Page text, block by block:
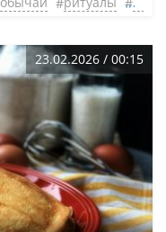
23.02.2026 / 00:15